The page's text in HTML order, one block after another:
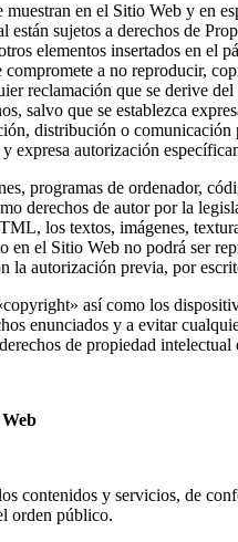
en el Sitio Web y en
sujetos a derechos de
elementos insertados en
a no reproducir,
reclamación que se derive
salvo que se establezca
distribución o
expresa autorización
programas de ordenador,
derechos de autor por la
los textos, imágenes,
en el Sitio Web no podrá ser
la autorización previa, por
así como los
enunciados y a evitar
de propiedad intelectual
contenidos y servicios, de
orden público.